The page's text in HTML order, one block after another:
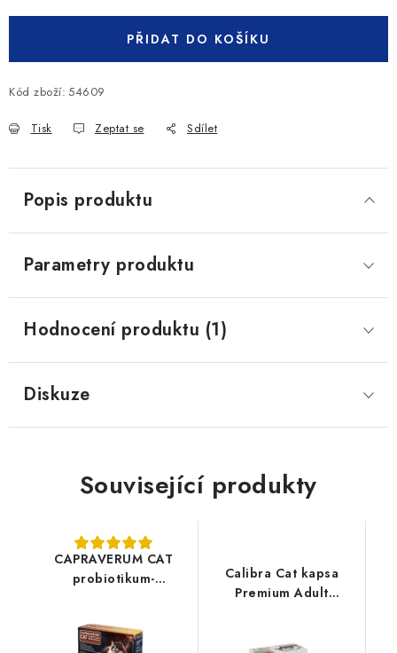
PŘIDAT DO KOŠÍKU
Kód zboží: 54609
Tisk Zeptat se Sdílet
Popis produktu
Parametry produktu
Hodnocení produktu (1)
Diskuze
Související produkty
CAPRAVERUM CAT
probiotikum-
Calibra Cat kapsa
Premium Adult